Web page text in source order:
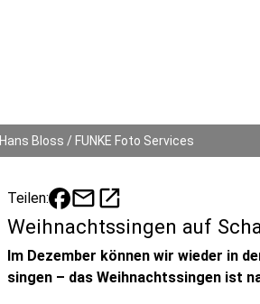
Hans Bloss / FUNKE Foto Services
Teilen: mailopen_in_new
Weihnachtssingen auf
Im Dezember können wir wieder in
singen – das Weihnachtssingen ist